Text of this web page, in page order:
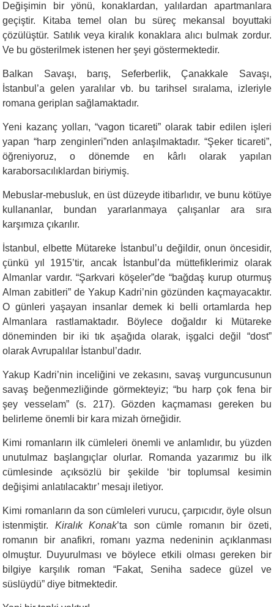
Değişimin bir yönü, konaklardan, yalılardan apartmanlara
geçiştir. Kitaba temel olan bu süreç mekansal boyuttaki
çözülüştür. Satılık veya kiralık konaklara alıcı bulmak zordur.
Ve bu gösterilmek istenen her şeyi göstermektedir.
Balkan Savaşı, barış, Seferberlik, Çanakkale Savaşı,
İstanbul’a gelen yaralılar vb. bu tarihsel sıralama, izleriyle
romana geriplan sağlamaktadır.
Yeni kazanç yolları, “vagon ticareti” olarak tabir edilen işleri
yapan “harp zenginleri”nden anlaşılmaktadır. “Şeker ticareti”,
öğreniyoruz, o dönemde en kârlı olarak yapılan
karaborsacılıklardan biriymiş.
Mebuslar-mebusluk, en üst düzeyde itibarlıdır, ve bunu kötüye
kullananlar, bundan yararlanmaya çalışanlar ara sıra
karşımıza çıkarılır.
İstanbul, elbette Mütareke İstanbul’u değildir, onun öncesidir,
çünkü yıl 1915’tir, ancak İstanbul’da müttefiklerimiz olarak
Almanlar vardır. “Şarkvari köşeler”de “bağdaş kurup oturmuş
Alman zabitleri” de Yakup Kadri’nin gözünden kaçmayacaktır.
O günleri yaşayan insanlar demek ki belli ortamlarda hep
Almanlara rastlamaktadır. Böylece doğaldır ki Mütareke
döneminden bir iki tık aşağıda olarak, işgalci değil “dost”
olarak Avrupalılar İstanbul’dadır.
Yakup Kadri’nin inceliğini ve zekasını, savaş vurguncusunun
savaş beğenmezliğinde görmekteyiz; “bu harp çok fena bir
şey vesselam” (s. 217). Gözden kaçmaması gereken bu
belirleme önemli bir kara mizah örneğidir.
Kimi romanların ilk cümleleri önemli ve anlamlıdır, bu yüzden
unutulmaz başlangıçlar olurlar. Romanda yazarımız bu ilk
cümlesinde açıksözlü bir şekilde ‘bir toplumsal kesimin
değişimi anlatılacaktır’ mesajı iletiyor.
Kimi romanların da son cümleleri vurucu, çarpıcıdır, öyle olsun
istenmiştir. Kiralık Konak’ta son cümle romanın bir özeti,
romanın bir anafikri, romanı yazma nedeninin açıklanması
olmuştur. Duyurulması ve böylece etkili olması gereken bir
bilgiye karşılık roman “Fakat, Seniha sadece güzel ve
süslüydü” diye bitmektedir.